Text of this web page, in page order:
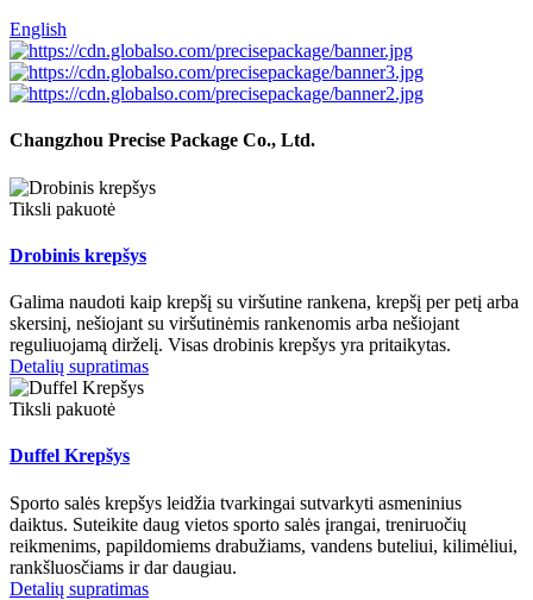
English
Changzhou Precise Package Co., Ltd.
Tiksli pakuotė
Drobinis krepšys
Galima naudoti kaip krepšį su viršutine rankena, krepšį per petį arba
skersinį, nešiojant su viršutinėmis rankenomis arba nešiojant
reguliuojamą dirželį. Visas drobinis krepšys yra pritaikytas.
Detalių supratimas
Tiksli pakuotė
Duffel Krepšys
Sporto salės krepšys leidžia tvarkingai sutvarkyti asmeninius
daiktus. Suteikite daug vietos sporto salės įrangai, treniruočių
reikmenims, papildomiems drabužiams, vandens buteliui, kilimėliui,
rankšluosčiams ir dar daugiau.
Detalių supratimas